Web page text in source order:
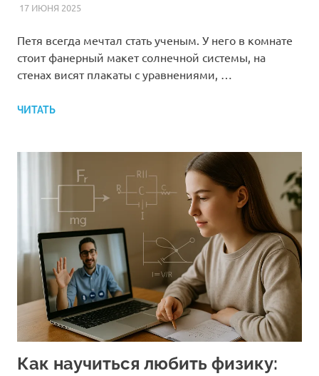
17 ИЮНЯ 2025FOREIGNSCHOOL
СТАТЬИ
Петя всегда мечтал стать ученым. У него в комнате
стоит фанерный макет солнечной системы, на
стенах висят плакаты с уравнениями, …
ЧИТАТЬ
Как научиться любить физику: